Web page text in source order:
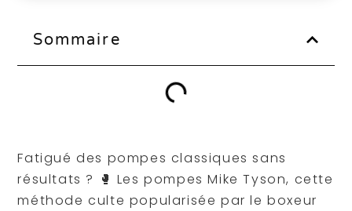
Sommaire
Fatigué des pompes classiques sans
résultats ? 🥊 Les pompes Mike Tyson, cette
méthode culte popularisée par le boxeur